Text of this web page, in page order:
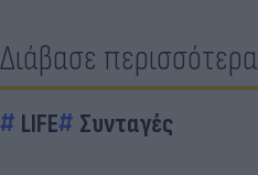
Διάβασε περισσότερα
LIFE Συνταγές